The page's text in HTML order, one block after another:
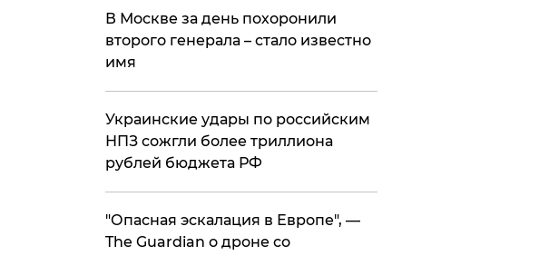
В Москве за день похоронили
второго генерала – стало известно
имя
Украинские удары по российским
НПЗ сожгли более триллиона
рублей бюджета РФ
"Опасная эскалация в Европе", —
The Guardian о дроне со